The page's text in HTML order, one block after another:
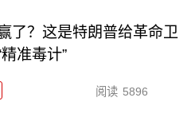
了？这是特朗普给革命卫
精准毒计”
阅读 5896